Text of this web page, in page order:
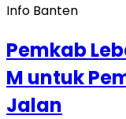
Info Banten
Pemkab
M untuk
Jalan